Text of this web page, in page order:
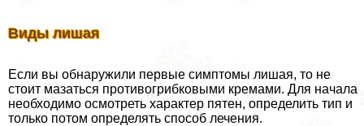
Виды лишая
Если вы обнаружили первые симптомы лишая, то не
стоит мазаться противогрибковыми кремами. Для начала
необходимо осмотреть хаpaктер пятен, определить тип и
только потом определять способ лечения.